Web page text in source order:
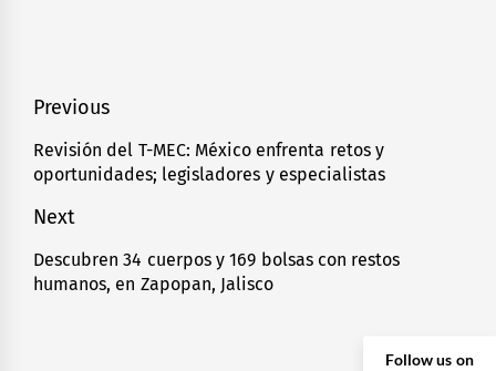
Navegación
de
entradas
Previous
Previous
post:
Revisión del T-MEC: México enfrenta retos y
oportunidades; legisladores y especialistas
Next
Next
post:
Descubren 34 cuerpos y 169 bolsas con restos
humanos, en Zapopan, Jalisco
Follow us on